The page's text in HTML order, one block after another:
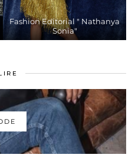
Fashion Editorial " Nathanya
Sonia"